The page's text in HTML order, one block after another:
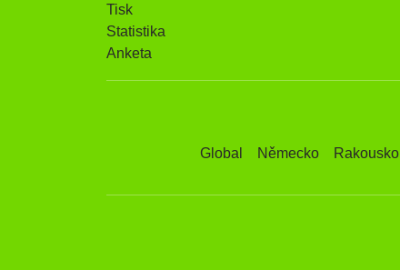
Tisk
Statistika
Anketa
Global Německo Rakousko